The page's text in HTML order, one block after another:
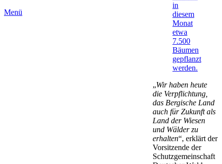
Menü
„Wir haben heute
die Verpflichtung,
das Bergische Land
auch für Zukunft als
Land der Wiesen
und Wälder zu
erhalten“, erklärt der
Vorsitzende der
Schutzgemeinschaft